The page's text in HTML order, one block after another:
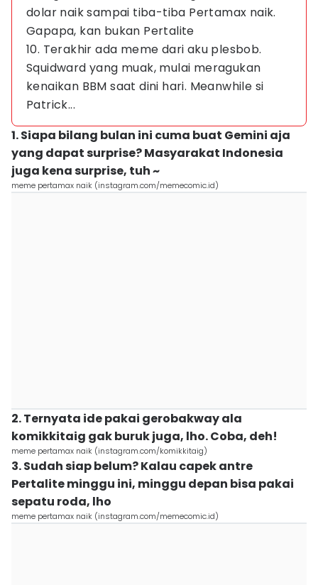
dolar naik sampai tiba-tiba Pertamax naik.
Gapapa, kan bukan Pertalite
10. Terakhir ada meme dari aku plesbob.
Squidward yang muak, mulai meragukan
kenaikan BBM saat dini hari. Meanwhile si
Patrick...
1. Siapa bilang bulan ini cuma buat Gemini aja
yang dapat surprise? Masyarakat Indonesia
juga kena surprise, tuh ~
meme pertamax naik (instagram.com/memecomic.id)
2. Ternyata ide pakai gerobakway ala
komikkitaig gak buruk juga, lho. Coba, deh!
meme pertamax naik (instagram.com/komikkitaig)
3. Sudah siap belum? Kalau capek antre
Pertalite minggu ini, minggu depan bisa pakai
sepatu roda, lho
meme pertamax naik (instagram.com/memecomic.id)